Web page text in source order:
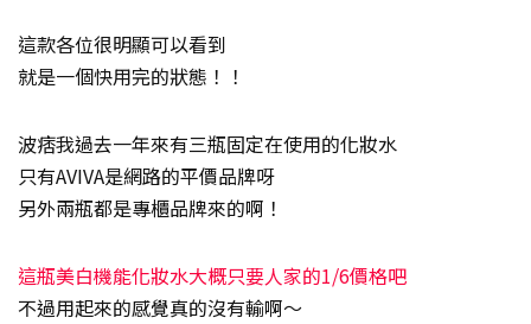
這款各位很明顯可以看到
就是一個快用完的狀態！！
波痞我過去一年來有三瓶固定在使用的化妝水
只有AVIVA是網路的平價品牌呀
另外兩瓶都是專櫃品牌來的啊！
這瓶美白機能化妝水大概只要人家的1/6價格吧
不過用起來的感覺真的沒有輸啊～